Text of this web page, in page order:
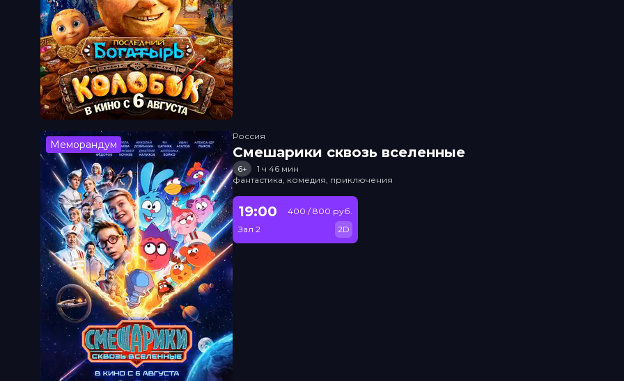
Меморандум
Россия
Смешарики сквозь вселенные
6+
1 ч 46 мин
фантастика, комедия, приключения
19:00
Зал 2
400 / 800 руб.
2D